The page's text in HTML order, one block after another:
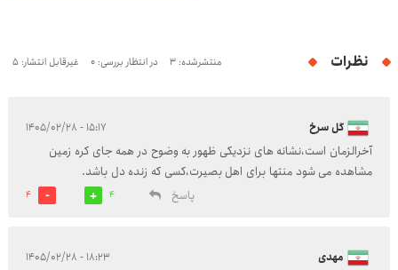
نظرات منتشرشده: 3 در انتظار بررسی: 0 غیرقابل انتشار: 5
گل سرخ ۱۵:۱۷ - ۱۴۰۵/۰۲/۲۸
آخرالزمان است،نشانه های نزدیکی ظهور به وضوح در همه جای کره زمین
مشاهده می شود منتها برای اهل بصیرت،کسی که زنده دل باشد.
پاسخ
4
4
مهدی ۱۸:۲۳ - ۱۴۰۵/۰۲/۲۸